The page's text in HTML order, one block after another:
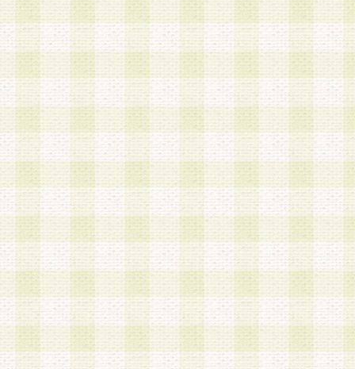
4.会員は、複数のログインＩＤおよびパスワード
いものとします。
第4条 ログインIDおよびパスワードの管理
1.会員は、会員登録後、本サイト内にて本サービ
加する際には、前条に基づき当社から付与された
スワードを使用するものとします。
2.登録の際に当社が付与したログインIDおよびパ
の使用に関しては、全て会員本人がその責任を負
3.会員は、当社から付与されたログインIDおよび
貸与、名義変更、売買その他形態を問わず第三者
ならないものとします。
4.当社は、会員によるログインIDおよびパスワー
盗用など第三者の利用に伴う損害の発生について
き事由の有無、その他原因の如何を問わず、一切
のとします。